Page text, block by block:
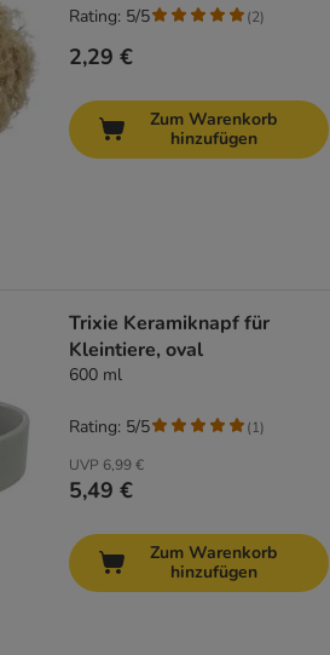
2,29 €
Rating: 5/5 (2)
Zum Warenkorb
hinzufügen
Trixie Keramiknapf für
Kleintiere, oval
600 ml
UVP 6,99 €
5,49 €
Rating: 5/5 (1)
Zum Warenkorb
hinzufügen